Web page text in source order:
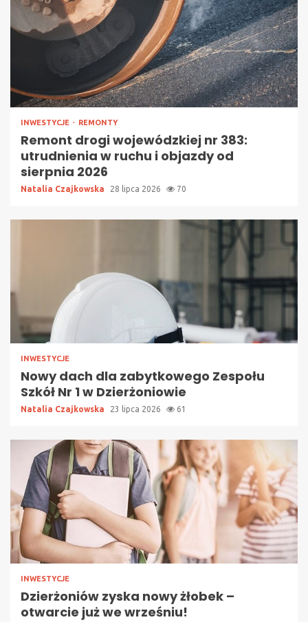
INWESTYCJE REMONTY
Remont drogi wojewódzkiej nr 383:
utrudnienia w ruchu i objazdy od
sierpnia 2026
Natalia Czajkowska 28 lipca 2026 70
INWESTYCJE
Nowy dach dla zabytkowego Zespołu
Szkół Nr 1 w Dzierżoniowie
Natalia Czajkowska 23 lipca 2026 61
INWESTYCJE
Dzierżoniów zyska nowy żłobek –
otwarcie już we wrześniu!